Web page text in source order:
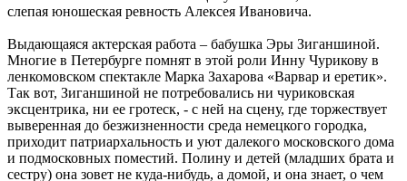
слепая юношеская ревность Алексея Ивановича.
Выдающаяся актерская работа – бабушка Эры Зиганшиной.
Многие в Петербурге помнят в этой роли Инну Чурикову в
ленкомовском спектакле Марка Захарова «Варвар и еретик».
Так вот, Зиганшиной не потребовались ни чуриковская
эксцентрика, ни ее гротеск, - с ней на сцену, где торжествует
выверенная до безжизненности среда немецкого городка,
приходит патриархальность и уют далекого московского дома
и подмосковных поместий. Полину и детей (младших брата и
сестру) она зовет не куда-нибудь, а домой, и она знает, о чем